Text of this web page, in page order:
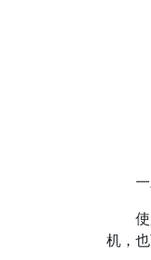
一旦
使用
机，